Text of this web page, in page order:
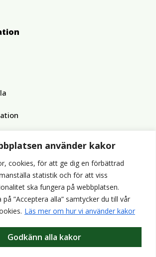
använder kakor
cookies, för att ge dig en förbättrad
statistik och för att viss
ska fungera på webbplatsen.
”Acceptera alla” samtycker du till vår
Läs mer om hur vi använder kakor
Godkänn alla kakor
AB
AB